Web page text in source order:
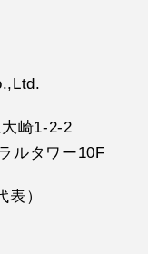
崎1-2-2
ルタワー10F
）